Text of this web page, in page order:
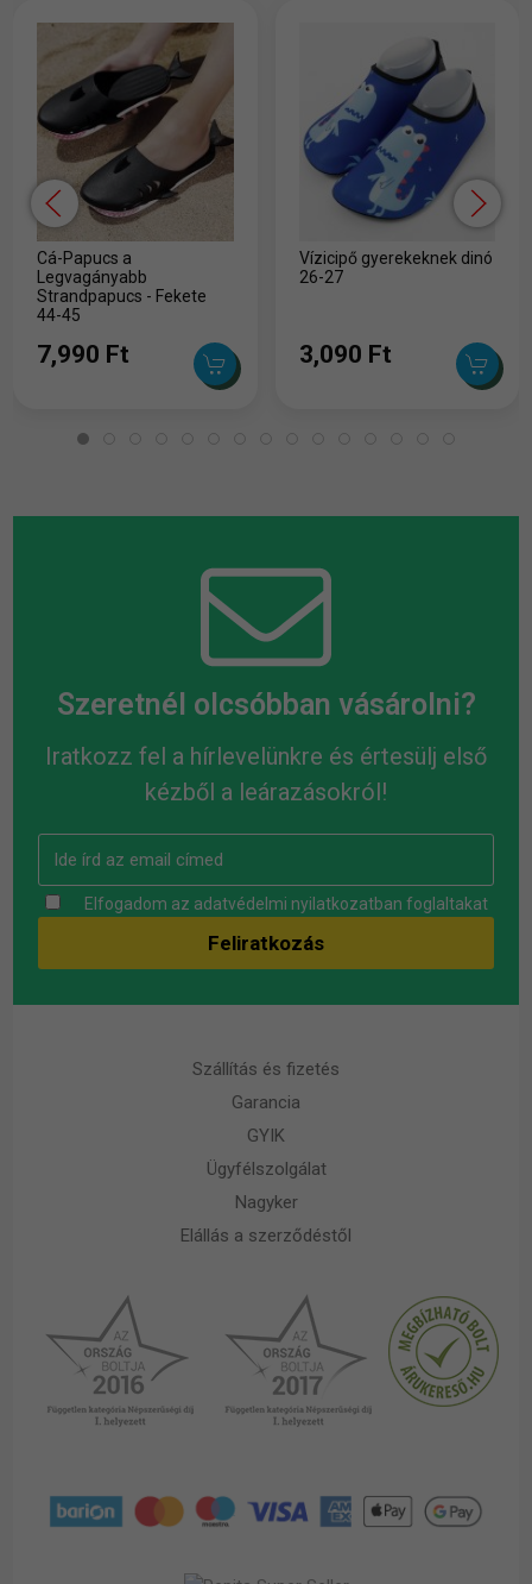
Cá-Papucs a
Legvagányabb
Strandpapucs - Fekete
44-45
7,990 Ft
Vízicipő gyerekeknek dinó
26-27
3,090 Ft
Szeretnél olcsóbban vásárolni?
Iratkozz fel a hírlevelünkre és értesülj első
kézből a leárazásokról!
Elfogadom az adatvédelmi nyilatkozatban foglaltakat
Szállítás és fizetés
Garancia
GYIK
Ügyfélszolgálat
Nagyker
Elállás a szerződéstől